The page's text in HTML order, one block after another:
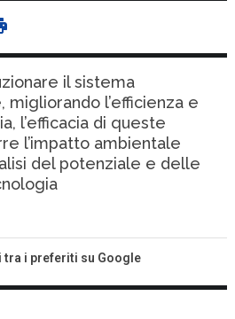
il sistema
l’efficienza e
l’efficacia di queste
l’impatto ambientale
del potenziale e delle
tra i preferiti su Google